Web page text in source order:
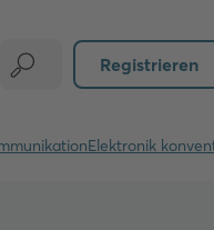
Registrieren
Elektronik